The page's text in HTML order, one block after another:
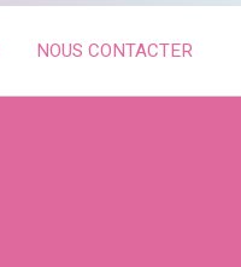
NOUS CONTACTER